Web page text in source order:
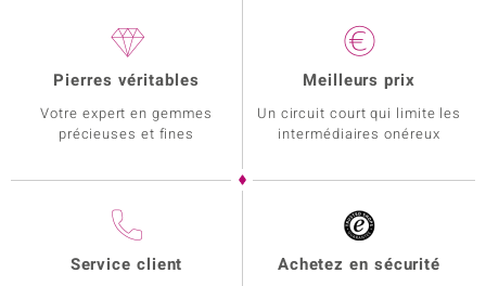
Pierres véritables
Votre expert en gemmes
précieuses et fines
Meilleurs prix
Un circuit court qui limite les
intermédiaires onéreux
Service client Achetez en sécurité